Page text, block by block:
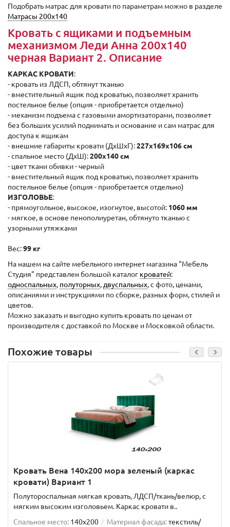
Подобрать матрас для кровати по параметрам можно в разделе
Матрасы 200x140
Кровать с ящиками и подъемным
механизмом Леди Анна 200x140
черная Вариант 2. Описание
КАРКАС КРОВАТИ:
- кровать из ЛДСП, обтянут тканью
- вместительный ящик под кроватью, позволяет хранить
постельное белье (опция - приобретается отдельно)
- механизм подъема с газовыми амортизаторами, позволяет
без больших усилий поднимать и основание и сам матрас для
доступа к ящикам
- внешние габариты кровати (ДxШxГ):227x169x106 cм
- спальное место (ДxШ):200x140 см
- цвет ткани обивки - черный
- вместительный ящик под кроватью, позволяет хранить
постельное белье (опция - приобретается отдельно)
ИЗГОЛОВЬЕ:
- прямоугольное, высокое, изогнутое, высотой: 1060 мм
- мягкое, в основе пенополиуретан, обтянуто тканью с
узорными утяжками
Вес:99 кг
На нашем на сайте мебельного интернет магазина "Мебель
Студия" представлен большой каталог кроватей:
односпальных, полуторных, двуспальных, с фото, ценами,
описаниями и инструкциями по сборке, разных форм, стилей и
цветов.
Можно заказать и выгодно купить кровать по ценам от
производителя с доставкой по Москве и Московкой области.
Похожие товары
Кровать Вена 140х200 мора зеленый (каркас
кровати) Вариант 1
Полутороспальная мягкая кровать, ЛДСП/ткань/велюр, с
мягким высоким изголовьем. Каркас кровати в..
Спальное место: 140x200 Материал фасада:текстиль/